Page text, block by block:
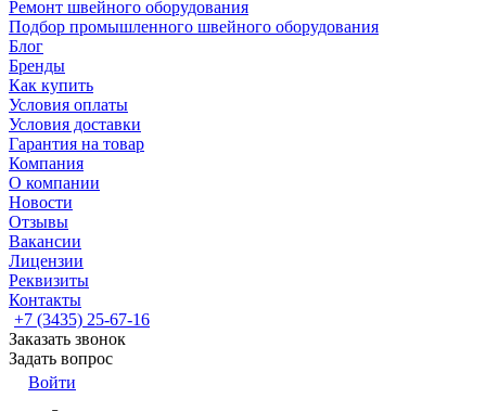
Ремонт швейного оборудования
Подбор промышленного швейного оборудования
Блог
Бренды
Как купить
Условия оплаты
Условия доставки
Гарантия на товар
Компания
О компании
Новости
Отзывы
Вакансии
Лицензии
Реквизиты
Контакты
+7 (3435) 25-67-16
Заказать звонок
Задать вопрос
Войти